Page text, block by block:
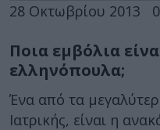
28 Οκτωβρίου 2013
Ποια εμβόλια
ελληνόπουλα;
Ένα από τα
Ιατρικής, είναι η